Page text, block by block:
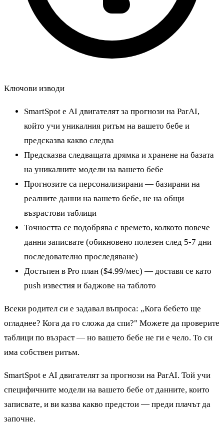
Ключови изводи
SmartSpot е AI двигателят за прогнози на ParAI,
който учи уникалния ритъм на вашето бебе и
предсказва какво следва
Предсказва следващата дрямка и хранене на базата
на уникалните модели на вашето бебе
Прогнозите са персонализирани — базирани на
реалните данни на вашето бебе, не на общи
възрастови таблици
Точността се подобрява с времето, колкото повече
данни записвате (обикновено полезен след 5-7 дни
последователно проследяване)
Достъпен в Pro план ($4.99/мес) — доставя се като
push известия и баджове на таблото
Всеки родител си е задавал въпроса: „Кога бебето ще
огладнее? Кога да го сложа да спи?" Можете да проверите
таблици по възраст — но вашето бебе не ги е чело. То си
има собствен ритъм.
SmartSpot е AI двигателят за прогнози на ParAI. Той учи
специфичните модели на вашето бебе от данните, които
записвате, и ви казва какво предстои — преди плачът да
започне.